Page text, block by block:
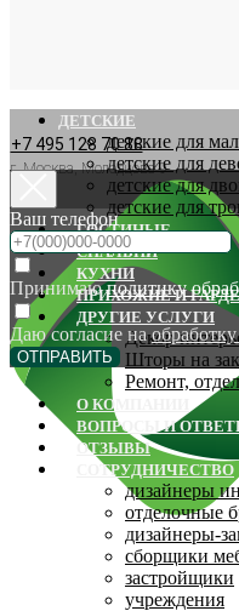
+7 495 128 70 88
г. Москва, Молодцова 9
ДЕТСКИЕ
детские для
детские для
детские для
детские для
ГОСТИНЫЕ
СПАЛЬНИ
КУХНИ
ПРИХОЖИЕ И
ДРУГИЕ УСЛУГИ
Декор
Шторы на
Ремонт,
О КОМПАНИИ
ВОПРОСЫ И
ОТЗЫВЫ
СОТРУДНИЧЕСТВО
дизайнеры
отделочные
дизайнеры-
сборщики
застройщики
учреждения
Ваш телефон
Принимаюполитику
Даю согласие на
ОТПРАВИТЬ